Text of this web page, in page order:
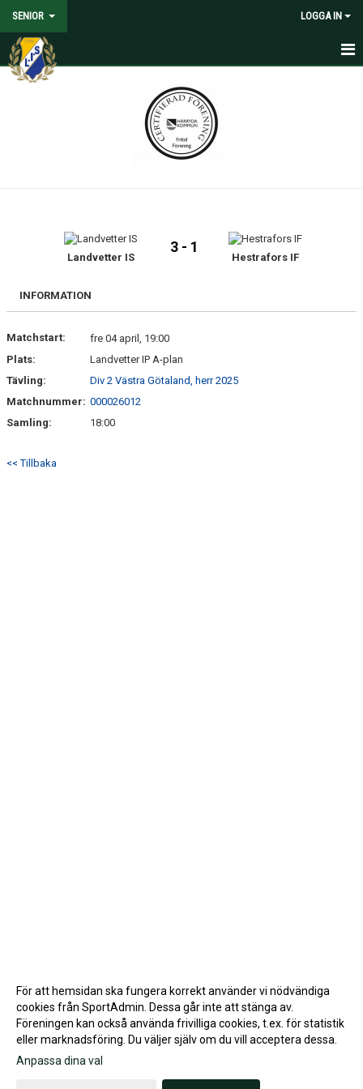
SENIOR LOGGA IN
HEM
DOKUMENT
Landvetter IS
3 - 1
Hestrafors IF
INFORMATION
Matchstart:
fre 04 april, 19:00
Plats:
Landvetter IP A-plan
Tävling:
Div 2 Västra Götaland, herr 2025
Matchnummer: 000026012
Samling:
18:00
<< Tillbaka
Gå till Webbversion
För att hemsidan ska fungera korrekt använder vi nödvändiga
cookies från SportAdmin. Dessa går inte att stänga av.
Föreningen kan också använda frivilliga cookies, t.ex. för statistik
eller marknadsföring. Du väljer själv om du vill acceptera dessa.
Anpassa dina val